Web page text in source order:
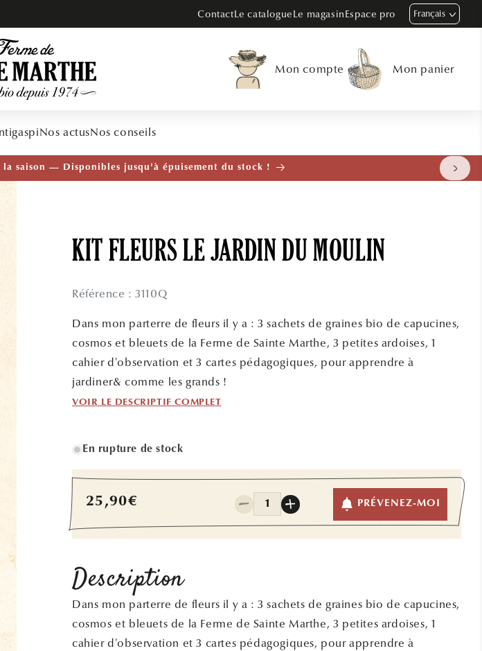
ContactLe catalogueLe magasinEspace pro Français
Mon compte Mon panier
Nos actusNos conseils
de 10 bulbilles · En stock maintenant
KIT FLEURS LE JARDIN DU MOULIN
Référence : 3110Q
Dans mon parterre de fleurs il y a : 3 sachets de graines bio de capucines,
cosmos et bleuets de la Ferme de Sainte Marthe, 3 petites ardoises, 1
cahier d'observation et 3 cartes pédagogiques, pour apprendre à
jardiner& comme les grands !
VOIR LE DESCRIPTIF COMPLET
En rupture de stock
Prix
25,90€
Quantité
Réduire
la
quantité
JARDIN
DU
MOULIN
Augmenter
la
quantité
JARDIN
DU
MOULIN
PRÉVENEZ-MOI
Description
Dans mon parterre de fleurs il y a : 3 sachets de graines bio de capucines,
cosmos et bleuets de la Ferme de Sainte Marthe, 3 petites ardoises, 1
cahier d'observation et 3 cartes pédagogiques, pour apprendre à